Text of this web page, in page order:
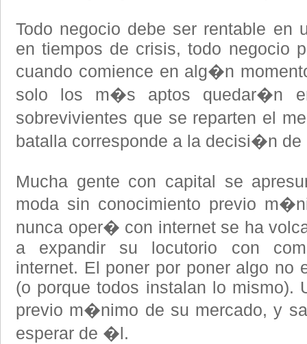
Todo negocio debe ser rentable en
en tiempos de crisis, todo negocio
cuando comience en alg�n
solo los m�s aptos quedar�n
sobrevivientes que se reparten el
batalla corresponde a la decisi�n de
Mucha gente con capital se
moda sin conocimiento previo
nunca oper� con internet se ha
a expandir su locutorio con
internet. El poner por poner algo no
(o porque todos instalan lo mismo).
previo m�nimo de su mercado, y
esperar de �l.